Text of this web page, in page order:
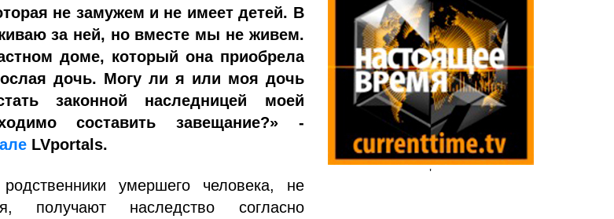
не замужем и не имеет детей. В
за ней, но вместе мы не живем.
доме, который она приобрела
дочь. Могу ли я или моя дочь
законной наследницей моей
составить завещание?» -
LVportals.
умершего человека, не
получают наследство согласно
'